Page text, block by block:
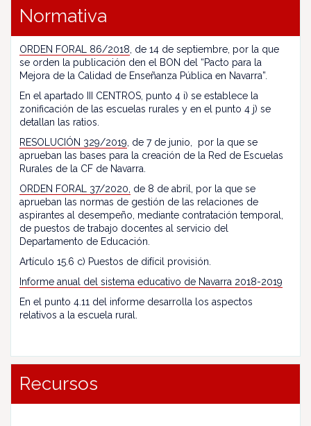
Normativa
ORDEN FORAL 86/2018 , de 14 de septiembre, por la que
se orden la publicación den el BON del “Pacto para la
Mejora de la Calidad de Enseñanza Pública en Navarra”.
En el apartado III CENTROS, punto 4 i) se establece la
zonificación de las escuelas rurales y en el punto 4 j) se
detallan las ratios.
RESOLUCIÓN 329/2019 , de 7 de junio, por la que se
aprueban las bases para la creación de la Red de Escuelas
Rurales de la CF de Navarra.
ORDEN FORAL 37/2020, de 8 de abril, por la que se
aprueban las normas de gestión de las relaciones de
aspirantes al desempeño, mediante contratación temporal,
de puestos de trabajo docentes al servicio del
Departamento de Educación.
Artículo 15.6 c) Puestos de difícil provisión.
Informe anual del sistema educativo de Navarra 2018-2019
En el punto 4.11 del informe desarrolla los aspectos
relativos a la escuela rural.
Recursos